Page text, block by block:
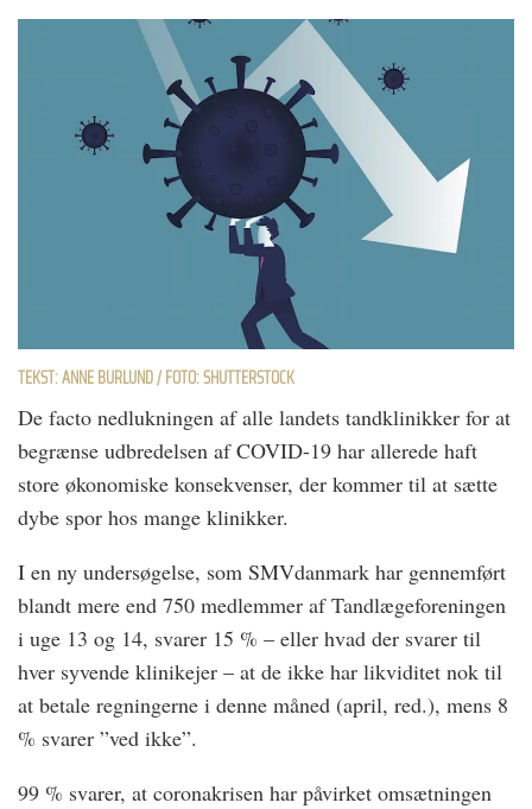
TEKST: ANNE BURLUND / FOTO: SHUTTERSTOCK
De facto nedlukningen af alle landets tandklinikker for at
begrænse udbredelsen af COVID-19 har allerede haft
store økonomiske konsekvenser, der kommer til at sætte
dybe spor hos mange klinikker.
I en ny undersøgelse, som SMVdanmark har gennemført
blandt mere end 750 medlemmer af Tandlægeforeningen
i uge 13 og 14, svarer 15 % – eller hvad der svarer til
hver syvende klinikejer – at de ikke har likviditet nok til
at betale regningerne i denne måned (april, red.), mens 8
% svarer ”ved ikke”.
99 % svarer, at coronakrisen har påvirket omsætningen